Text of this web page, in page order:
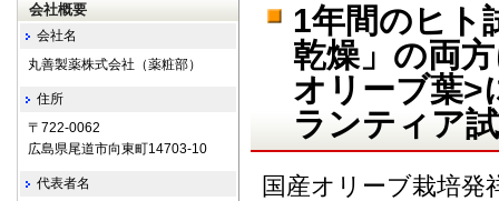
1年間のヒト
乾燥」の両
オリーブ葉>
ランティア
国産オリーブ栽培発
会社概要
会社名
丸善製薬株式会社（薬粧部）
住所
〒722-0062
広島県尾道市向東町14703-10
代表者名